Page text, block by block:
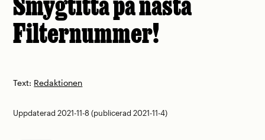
Filternummer!
Text: Redaktionen
Uppdaterad 2021-11-8 (publicerad 2021-11-4)